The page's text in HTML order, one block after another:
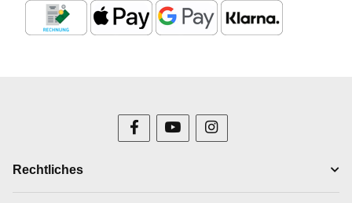
Rechtliches